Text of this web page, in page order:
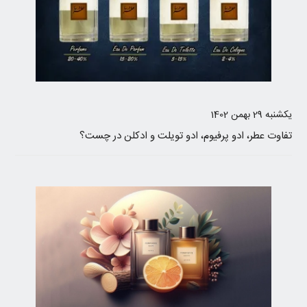
یکشنبه 29 بهمن 1402
تفاوت عطر، ادو پرفیوم، ادو تویلت و ادکلن در چست؟